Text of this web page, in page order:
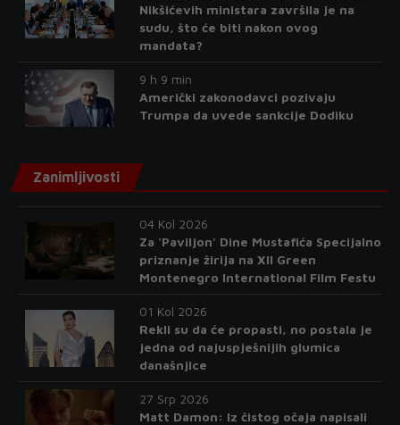
Nikšićevih ministara završila je na
sudu, što će biti nakon ovog
mandata?
9 h 9 min
Američki zakonodavci pozivaju
Trumpa da uvede sankcije Dodiku
Zanimljivosti
04 Kol 2026
Za 'Paviljon' Dine Mustafića Specijalno
priznanje žirija na XII Green
Montenegro International Film Festu
01 Kol 2026
Rekli su da će propasti, no postala je
jedna od najuspješnijih glumica
današnjice
27 Srp 2026
Matt Damon: Iz čistog očaja napisali